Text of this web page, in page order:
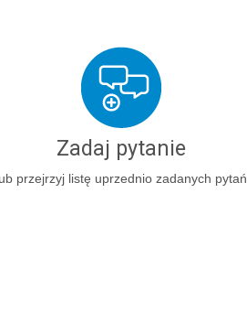
Zadaj pytanie
przejrzyj listę uprzednio zadanych pytań